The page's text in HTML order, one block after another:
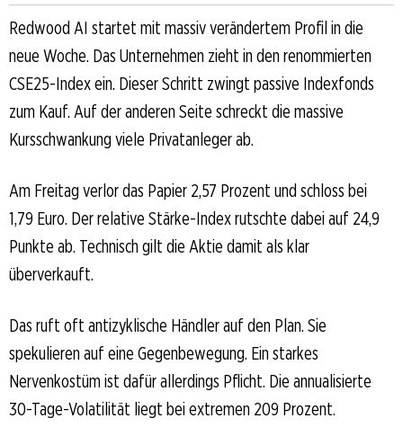
Redwood AI startet mit massiv verändertem Profil in die
neue Woche. Das Unternehmen zieht in den renommierten
CSE25-Index ein. Dieser Schritt zwingt passive Indexfonds
zum Kauf. Auf der anderen Seite schreckt die massive
Kursschwankung viele Privatanleger ab.
Am Freitag verlor das Papier 2,57 Prozent und schloss bei
1,79 Euro. Der relative Stärke-Index rutschte dabei auf 24,9
Punkte ab. Technisch gilt die Aktie damit als klar
überverkauft.
Das ruft oft antizyklische Händler auf den Plan. Sie
spekulieren auf eine Gegenbewegung. Ein starkes
Nervenkostüm ist dafür allerdings Pflicht. Die annualisierte
30-Tage-Volatilität liegt bei extremen 209 Prozent.